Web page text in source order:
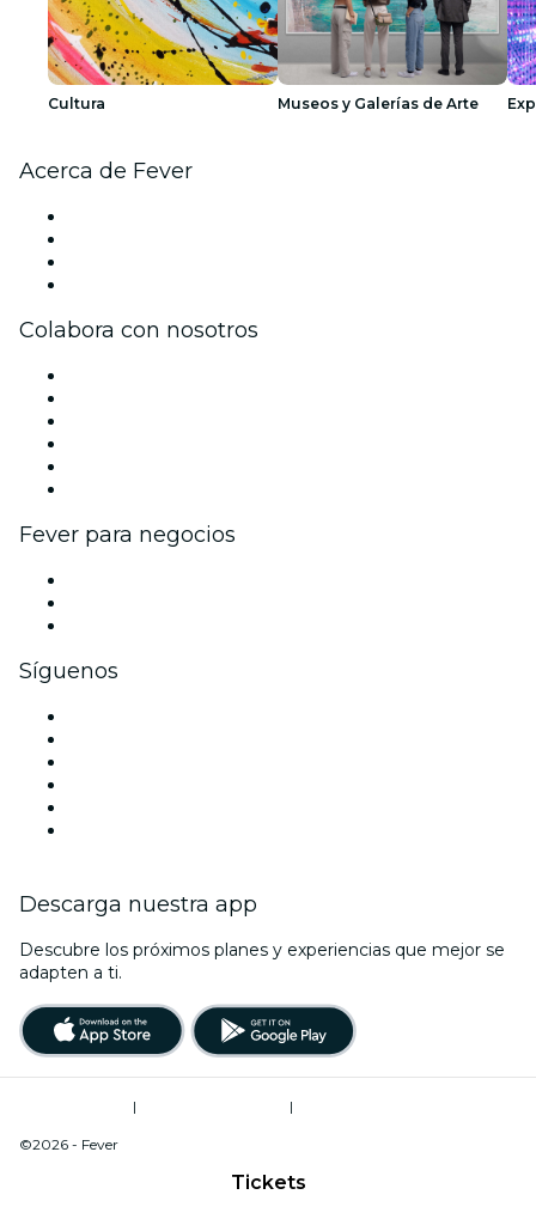
Tickets
Cultura Museos y Galerías de Arte
Acerca de Fever
Colabora con nosotros
Fever para negocios
Síguenos
Descarga nuestra app
Descubre los próximos planes y experiencias que mejor se
adapten a ti.
|
|
©2026 - Fever